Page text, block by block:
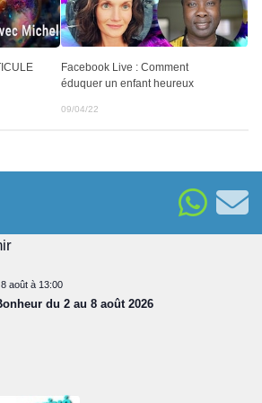
Facebook Live : Comment
éduquer un enfant heureux
09/04/22
8 août à 13:00
du 2 au 8 août 2026